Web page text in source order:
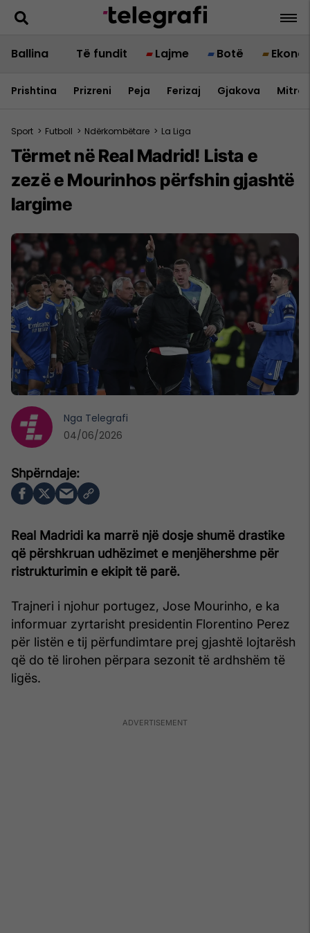
Ballina Të fundit Lajme Botë
Prishtina Prizreni Peja Ferizaj Gjakova
Sport > Futboll > Ndërkombëtare > La Liga
Tërmet në Real Madrid! Lista e
zezë e Mourinhos përfshin gjashtë
largime
Real Madridi ka marrë një dosje shumë drastike
që përshkruan udhëzimet e menjëhershme për
ristrukturimin e ekipit të parë.
Trajneri i njohur portugez, Jose Mourinho, e ka
informuar zyrtarisht presidentin Florentino Perez
për listën e tij përfundimtare prej gjashtë lojtarësh
që do të lirohen përpara sezonit të ardhshëm të
ligës.
Nga Telegrafi
04/06/2026